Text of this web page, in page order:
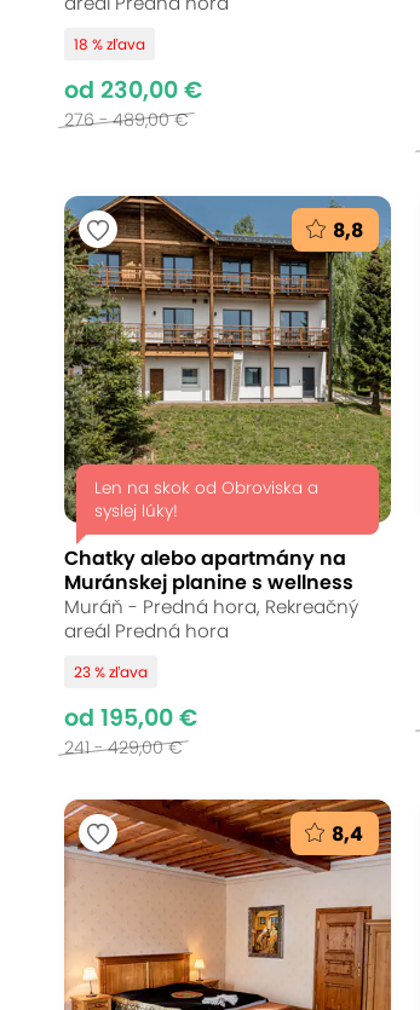
18 % zľava
od 230,00 €
276 - 489,00 €
8,8
Len na skok od Obroviska a
syslej lúky!
Chatky alebo apartmány na
Muránskej planine s wellness
Muráň - Predná hora, Rekreačný
areál Predná hora
23 % zľava
od 195,00 €
241 - 429,00 €
8,4